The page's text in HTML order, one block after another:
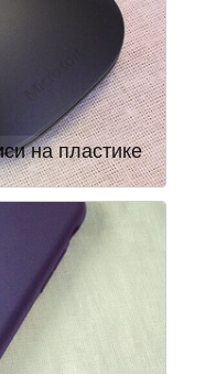
на пластике